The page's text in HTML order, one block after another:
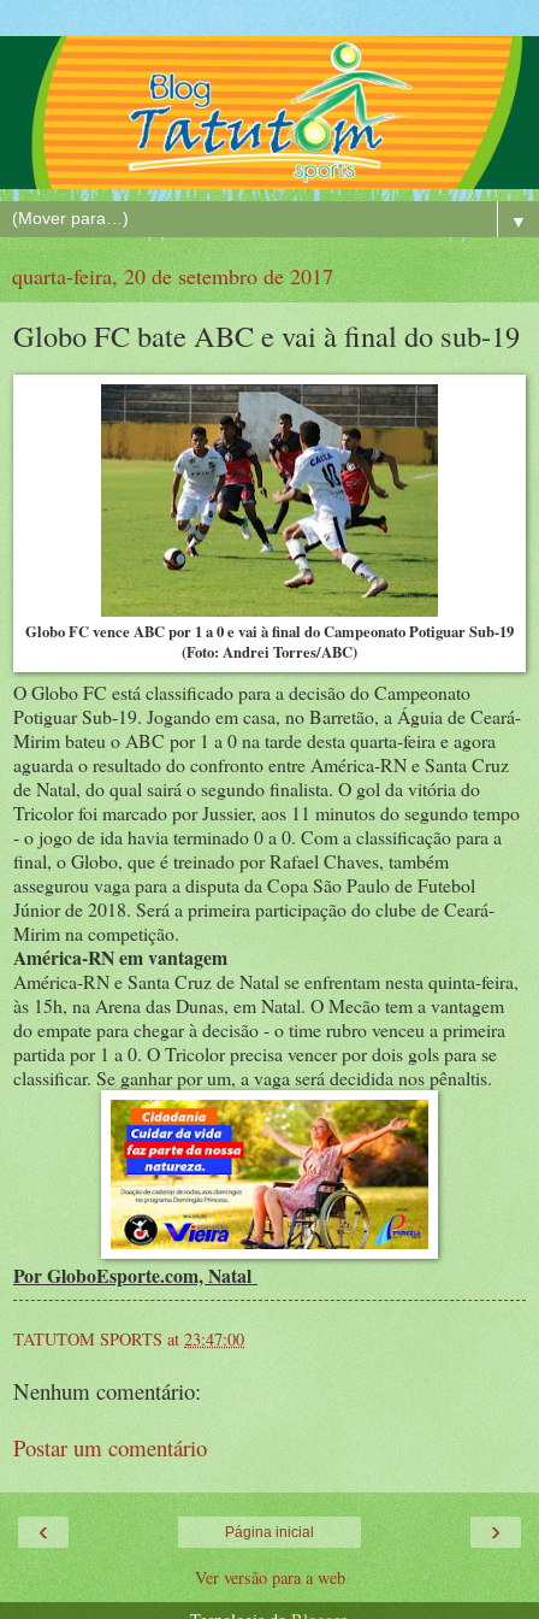
▼
quarta-feira, 20 de setembro de 2017
Globo FC bate ABC e vai à final do sub-19
Globo FC vence ABC por 1 a 0 e vai à final do Campeonato Potiguar Sub-19
(Foto: Andrei Torres/ABC)
O Globo FC está classificado para a decisão do Campeonato
Potiguar Sub-19. Jogando em casa, no Barretão, a Águia de Ceará-
Mirim bateu o ABC por 1 a 0 na tarde desta quarta-feira e agora
aguarda o resultado do confronto entre América-RN e Santa Cruz
de Natal, do qual sairá o segundo finalista. O gol da vitória do
Tricolor foi marcado por Jussier, aos 11 minutos do segundo tempo
- o jogo de ida havia terminado 0 a 0. Com a classificação para a
final, o Globo, que é treinado por Rafael Chaves, também
assegurou vaga para a disputa da Copa São Paulo de Futebol
Júnior de 2018. Será a primeira participação do clube de Ceará-
Mirim na competição.
América-RN em vantagem
América-RN e Santa Cruz de Natal se enfrentam nesta quinta-feira,
às 15h, na Arena das Dunas, em Natal. O Mecão tem a vantagem
do empate para chegar à decisão - o time rubro venceu a primeira
partida por 1 a 0. O Tricolor precisa vencer por dois gols para se
classificar. Se ganhar por um, a vaga será decidida nos pênaltis.
Por GloboEsporte.com, Natal
TATUTOM SPORTS at 23:47:00
Nenhum comentário:
Postar um comentário
‹ ›
Página inicial
Ver versão para a web